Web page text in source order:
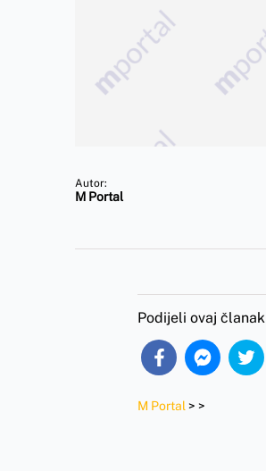
Autor:
M Portal
Podijeli ovaj članak
M Portal > >